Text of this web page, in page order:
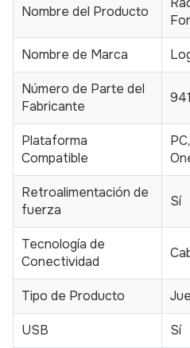
Nombre del Producto
Nombre de Marca
Número de Parte del
Fabricante
Plataforma
Compatible
Retroalimentación de
fuerza
Sí
Tecnología de
Conectividad
Tipo de Producto
USB Sí